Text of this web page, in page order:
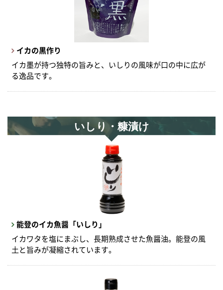
イカの黒作り
イカ墨が持つ独特の旨みと、いしりの風味が口の中に広が
る逸品です。
いしり・糠漬け
能登のイカ魚醤「いしり」
イカワタを塩にまぶし、長期熟成させた魚醤油。能登の風
土と旨みが凝縮されています。